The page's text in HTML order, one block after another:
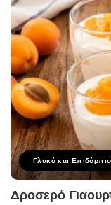
Γλυκό και Επιδόρπιο
Δροσερό